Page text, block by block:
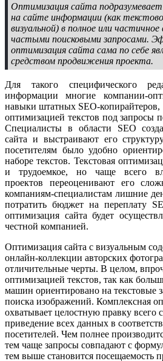
Оптимизация сайта подразумевает
на сайте информации (как
визуальной) в полное или
частыми поисковыми запросами.
оптимизация сайта сама по себе
средством продвижения проекта.
Для такого специфического
информации многие компании-
навыки штатных SEO-
оптимизацией текстов под запросы
Специалисты в области SEO
сайта и выстраивают его
посетителям было удобно
наборе текстов. Текстовая
и трудоемкое, но чаще всего
проектов переоценивают его
компаниям-специалистам лишние
потратить бюджет на переплату
оптимизация сайта будет
честной компанией.
Оптимизация сайта с визуальным
онлайн-коллекции авторских
отличительные черты. В целом,
оптимизацией текстов, так как
машин ориентировано на текстовые
поиска изображений. Комплексная
охватывает целостную правку всего
приведение всех данных в
посетителей. Чем полнее
тем чаще запросы совпадают с
тем выше становится посещаемость